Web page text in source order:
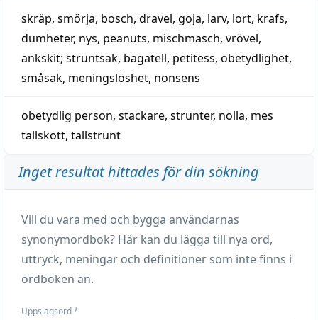
skräp, smörja, bosch, dravel, goja, larv, lort, krafs,
dumheter, nys, peanuts, mischmasch, vrövel,
ankskit; struntsak, bagatell, petitess, obetydlighet,
småsak, meningslöshet, nonsens
obetydlig person, stackare, strunter, nolla, mes
tallskott, tallstrunt
Inget resultat hittades för din sökning
Vill du vara med och bygga användarnas
synonymordbok? Här kan du lägga till nya ord,
uttryck, meningar och definitioner som inte finns i
ordboken än.
Uppslagsord*